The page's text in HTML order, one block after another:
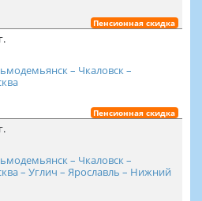
Пенсионная скидка
– Чкаловск –
Пенсионная скидка
– Чкаловск –
– Углич – Ярославль – Нижний